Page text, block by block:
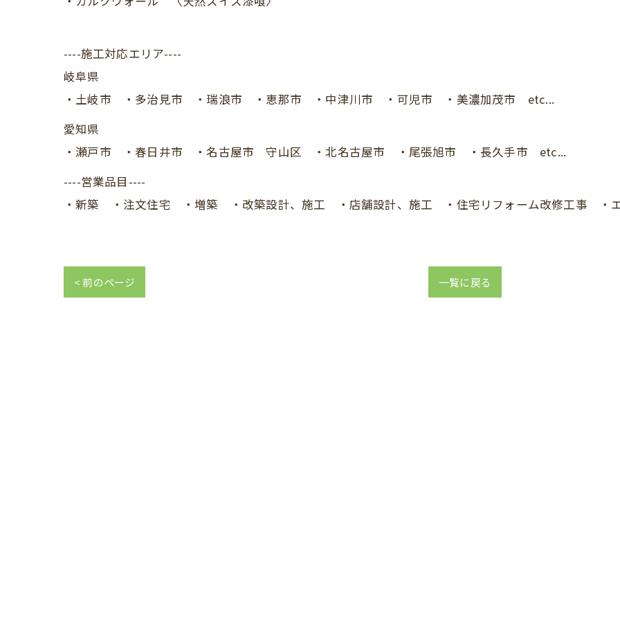
----施工対応エリア----
岐阜県
・土岐市 ・多治見市 ・瑞浪市 ・恵那市 ・中津川市 ・可児市 ・美濃加茂市 etc...
愛知県
・瀬戸市 ・春日井市 ・名古屋市 守山区 ・北名古屋市 ・尾張旭市 ・長久手市 etc...
----営業品目----
・新築 ・注文住宅 ・増築 ・改築設計、施工 ・店舗設計、施工 ・住宅リフォーム改修工事 ・
< 前のページ 一覧に戻る